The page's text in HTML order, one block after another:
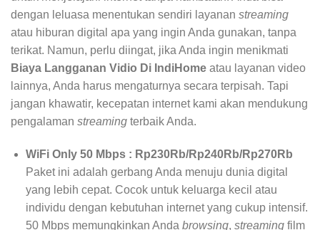
dengan leluasa menentukan sendiri layanan streaming
atau hiburan digital apa yang ingin Anda gunakan, tanpa
terikat. Namun, perlu diingat, jika Anda ingin menikmati
Biaya Langganan Vidio Di IndiHome atau layanan video
lainnya, Anda harus mengaturnya secara terpisah. Tapi
jangan khawatir, kecepatan internet kami akan mendukung
pengalaman streaming terbaik Anda.
WiFi Only 50 Mbps : Rp230Rb/Rp240Rb/Rp270Rb
Paket ini adalah gerbang Anda menuju dunia digital
yang lebih cepat. Cocok untuk keluarga kecil atau
individu dengan kebutuhan internet yang cukup intensif.
50 Mbps memungkinkan Anda browsing, streamingfilm